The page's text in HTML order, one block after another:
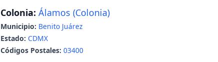
Colonia: Álamos (Colonia)
Municipio: Benito Juárez
Estado: CDMX
Códigos Postales: 03400